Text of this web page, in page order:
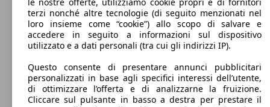
Benzina
Carburante
150 g/km
le nostre offerte, utilizziamo cookie propri e di fornitori
terzi nonché altre tecnologie (di seguito menzionati nel
loro insieme come “cookie”) allo scopo di salvare e
accedere in seguito a informazioni sul dispositivo
utilizzato e a dati personali (tra cui gli indirizzi IP).
Questo consente di presentare annunci pubblicitari
personalizzati in base agli specifici interessi dell’utente,
di ottimizzare l’offerta e di analizzarne la fruizione.
Cliccare sul pulsante in basso a destra per prestare il